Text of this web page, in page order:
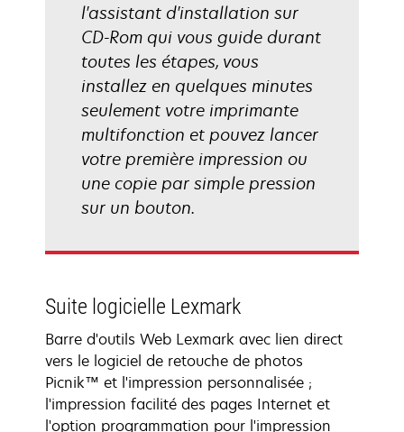
l'assistant d'installation sur
CD-Rom qui vous guide durant
toutes les étapes, vous
installez en quelques minutes
seulement votre imprimante
multifonction et pouvez lancer
votre première impression ou
une copie par simple pression
sur un bouton.
Suite logicielle Lexmark
Barre d'outils Web Lexmark avec lien direct
vers le logiciel de retouche de photos
Picnik™ et l'impression personnalisée ;
l'impression facilité des pages Internet et
l'option programmation pour l'impression